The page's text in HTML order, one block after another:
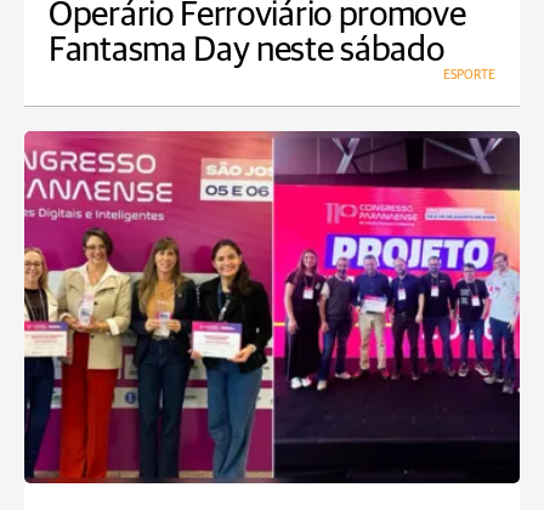
Operário Ferroviário promove
Fantasma Day neste sábado
ESPORTE